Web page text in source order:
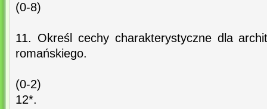
(0-8)
11. Określ cechy charakterystyczne dla
romańskiego.
(0-2)
12*.